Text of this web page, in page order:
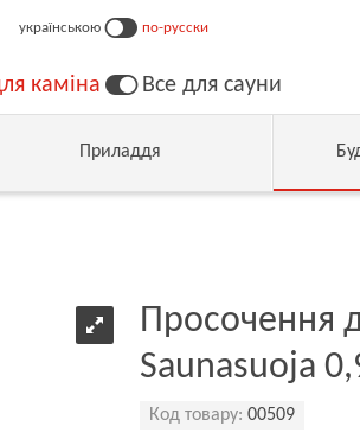
українською по-русски
каміна Все для сауни
Приладдя
Просочення
Saunasuoja
Код товару: 00509